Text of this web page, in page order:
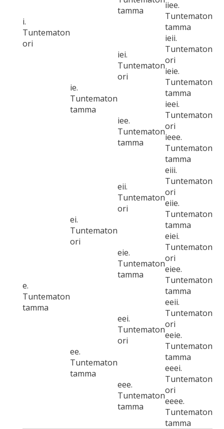
i.
Tuntematon
ori
tamma
iiee.
Tuntematon
tamma
ie.
Tuntematon
tamma
iei.
Tuntematon
ori
ieii.
Tuntematon
ori
ieie.
Tuntematon
tamma
iee.
Tuntematon
tamma
ieei.
Tuntematon
ori
ieee.
Tuntematon
tamma
e.
Tuntematon
tamma
ei.
Tuntematon
ori
eii.
Tuntematon
ori
eiii.
Tuntematon
ori
eiie.
Tuntematon
tamma
eie.
Tuntematon
tamma
eiei.
Tuntematon
ori
eiee.
Tuntematon
tamma
ee.
Tuntematon
tamma
eei.
Tuntematon
ori
eeii.
Tuntematon
ori
eeie.
Tuntematon
tamma
eee.
Tuntematon
tamma
eeei.
Tuntematon
ori
eeee.
Tuntematon
tamma